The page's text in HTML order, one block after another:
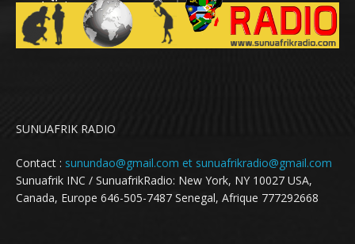
SUNUAFRIK RADIO
Contact : sunundao@gmail.com et sunuafrikradio@gmail.com
Sunuafrik INC / SunuafrikRadio: New York, NY 10027 USA,
Canada, Europe 646-505-7487 Senegal, Afrique 777292668